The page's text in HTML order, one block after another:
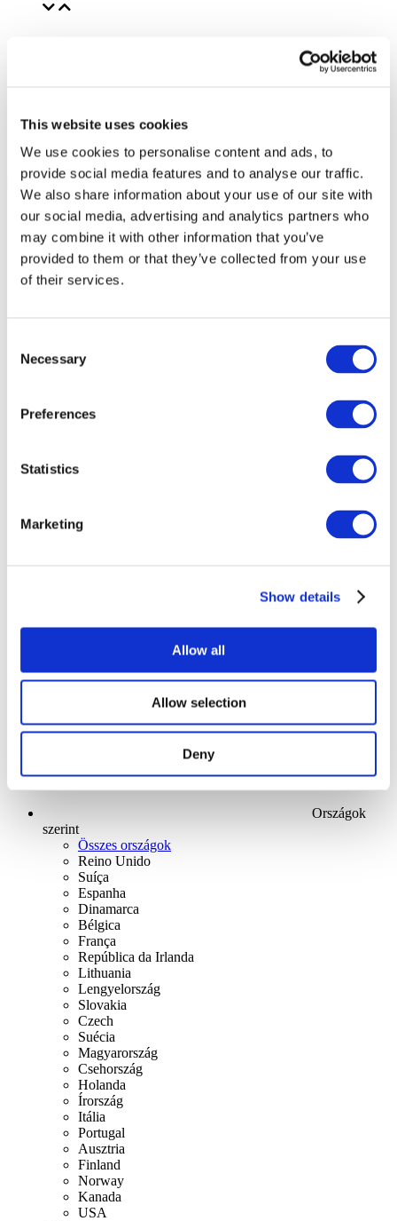
This website uses cookies
We use cookies to personalise content and ads, to
provide social media features and to analyse our traffic.
We also share information about your use of our site with
our social media, advertising and analytics partners who
may combine it with other information that you’ve
provided to them or that they’ve collected from your use
of their services.
Selection
Necessary
Preferences
Statistics
Marketing
Show details
Allow all
Allow selection
Deny
Összes
Concertos
Országok
szerint
Összes országok
Reino Unido
Suíça
Espanha
Dinamarca
Bélgica
França
República da Irlanda
Lithuania
Lengyelország
Slovakia
Czech
Suécia
Magyarország
Csehország
Holanda
Írország
Itália
Portugal
Ausztria
Finland
Norway
Kanada
USA